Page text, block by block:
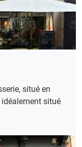
situé en
situé